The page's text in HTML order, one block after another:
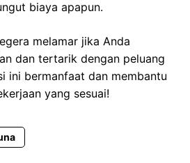
biaya apapun.
melamar jika Anda
dan tertarik dengan peluang
ini bermanfaat dan membantu
yang sesuai!